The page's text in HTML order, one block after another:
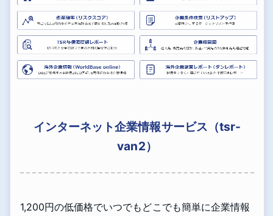
インターネット企業情報サービス（tsr-
van2）
1,200円の低価格でいつでもどこでも簡単に企業情報